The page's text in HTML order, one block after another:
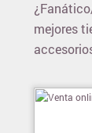
mejores